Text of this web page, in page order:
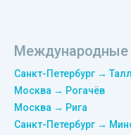
Международные
Санкт-Петербург →
Москва → Рогачёв
Москва → Рига
Санкт-Петербург →